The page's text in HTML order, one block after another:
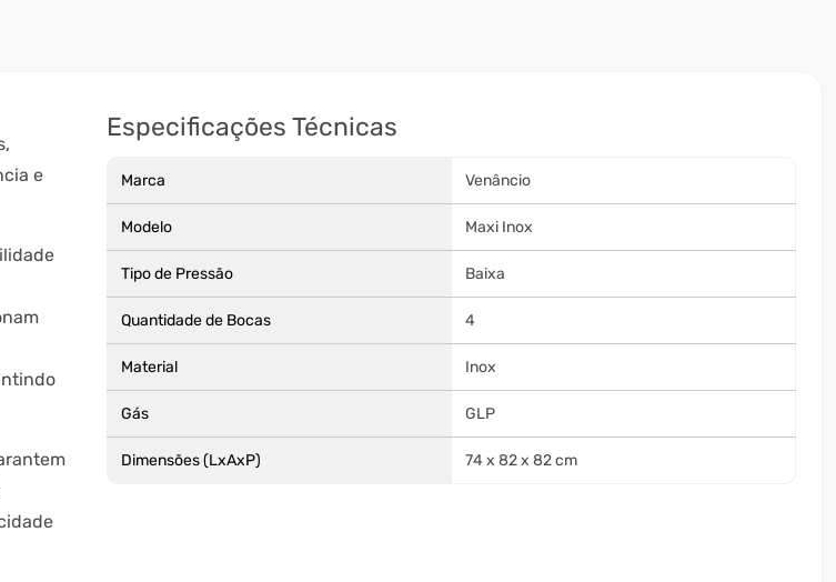
e
Especificações Técnicas
Marca Venâncio
Modelo Maxi Inox
Tipo de Pressão Baixa
Quantidade de Bocas 4
Material Inox
Gás GLP
Dimensões (LxAxP) 74 x 82 x 82 cm